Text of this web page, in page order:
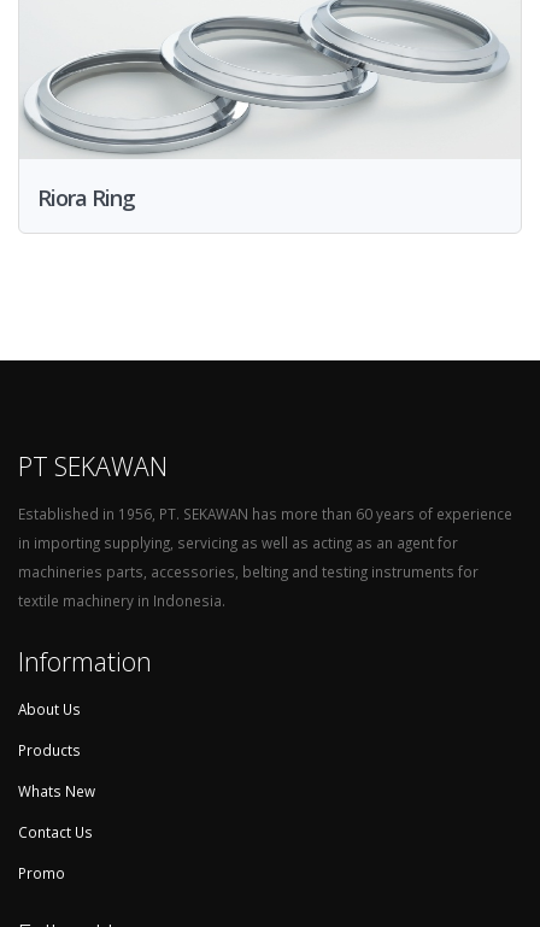
Riora Ring
PT SEKAWAN
Established in 1956, PT. SEKAWAN has more than 60 years of experience
in importing supplying, servicing as well as acting as an agent for
machineries parts, accessories, belting and testing instruments for
textile machinery in Indonesia.
Information
About Us
Products
Whats New
Contact Us
Promo